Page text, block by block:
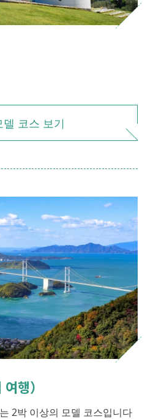
델 코스 보기
행）
2박 이상의 모델 코스입니다